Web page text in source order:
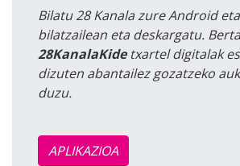
Bilatu 28 Kanala zure Android
bilatzailean eta deskargatu.
28KanalaKidetxartel digitalak
dizuten abantailez gozatzeko
duzu.
APLIKAZIOA